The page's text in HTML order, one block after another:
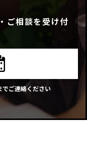
ご相談を受け付
でご連絡ください